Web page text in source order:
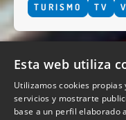
TURISMO
TV
Esta web utiliza
Utilizamos cookies
servicios y mostrarte
base a un perfil elaborado